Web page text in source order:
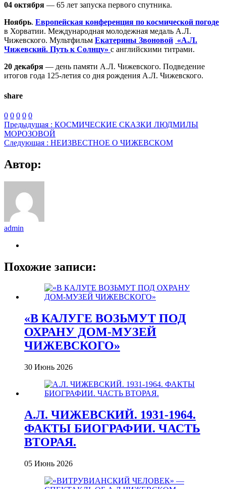
04 октября — 65 лет запуска первого спутника.
Ноябрь. Европейская конференция по космической погоде
в Хорватии. Международная молодежная медаль А.Л.
Чижевского. Мультфильм Екатерины Звоновой «А.Л.
Чижевский. Путь к Солнцу» с английскими титрами.
20 декабря — день памяти А.Л. Чижевского. Подведение
итогов года 125-летия со дня рождения А.Л. Чижевского.
share
0 0 0 0 0
Предыдущая : КОСМИЧЕСКИЕ СКАЗКИ ЛЮДМИЛЫ
МОРОЗОВОЙ
Следующая : НЕИЗВЕСТНОЕ О ЧИЖЕВСКОМ
Автор:
admin
Похожие записи:
«В КАЛУГЕ ВОЗЬМУТ ПОД
ОХРАНУ ДОМ-МУЗЕЙ
ЧИЖЕВСКОГО»
30 Июнь 2026
А.Л. ЧИЖЕВСКИЙ. 1931-1964.
ФАКТЫ БИОГРАФИИ. ЧАСТЬ
ВТОРАЯ.
05 Июнь 2026